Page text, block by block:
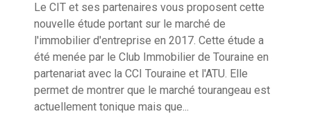
Le CIT et ses partenaires vous proposent cette
nouvelle étude portant sur le marché de
l'immobilier d'entreprise en 2017. Cette étude a
été menée par le Club Immobilier de Touraine en
partenariat avec la CCI Touraine et l'ATU. Elle
permet de montrer que le marché tourangeau est
actuellement tonique mais que...